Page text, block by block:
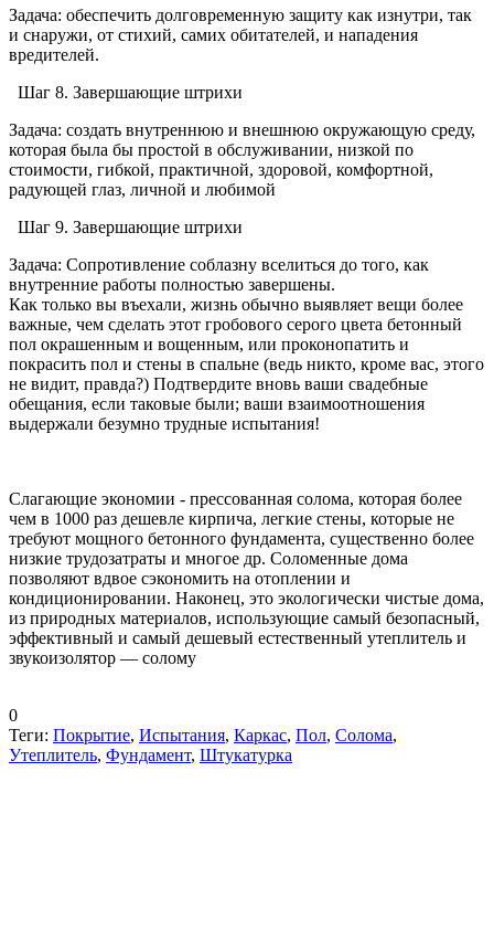
Задача: обеспечить долговременную защиту как изнутри, так
и снаружи, от стихий, самих обитателей, и нападения
вредителей.
Шаг 8. Завершающие штрихи
Задача: создать внутреннюю и внешнюю окружающую среду,
которая была бы простой в обслуживании, низкой по
стоимости, гибкой, практичной, здоровой, комфортной,
радующей глаз, личной и любимой
Шаг 9. Завершающие штрихи
Задача: Сопротивление соблазну вселиться до того, как
внутренние работы полностью завершены.
Как только вы въехали, жизнь обычно выявляет вещи более
важные, чем сделать этот гробового серого цвета бетонный
пол окрашенным и вощенным, или проконопатить и
покрасить пол и стены в спальне (ведь никто, кроме вас, этого
не видит, правда?) Подтвердите вновь ваши свадебные
обещания, если таковые были; ваши взаимоотношения
выдержали безумно трудные испытания!
Слагающие экономии - прессованная солома, которая более
чем в 1000 раз дешевле кирпича, легкие стены, которые не
требуют мощного бетонного фундамента, существенно более
низкие трудозатраты и многое др. Соломенные дома
позволяют вдвое сэкономить на отоплении и
кондиционировании. Наконец, это экологически чистые дома,
из природных материалов, использующие самый безопасный,
эффективный и самый дешевый естественный утеплитель и
звукоизолятор — солому
0
Теги: Покрытие, Испытания, Каркас, Пол, Солома,
Утеплитель, Фундамент, Штукатурка